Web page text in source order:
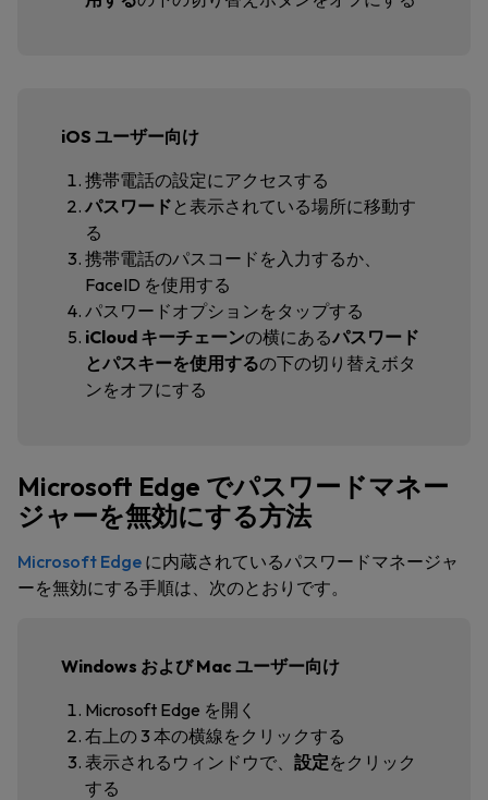
iOS ユーザー向け
携帯電話の設定にアクセスする
パスワード と表示されている場所に移動す
る
携帯電話のパスコードを入力するか、
FaceID を使用する
パスワードオプションをタップする
iCloud キーチェーンの横にあるパスワード
とパスキーを使用するの下の切り替えボタ
ンをオフにする
Microsoft Edge でパスワードマネー
ジャーを無効にする方法
Microsoft Edge に内蔵されているパスワードマネージャ
ーを無効にする手順は、次のとおりです。
Windows および Mac ユーザー向け
Microsoft Edge を開く
右上の 3 本の横線をクリックする
表示されるウィンドウで、 設定をクリック
する